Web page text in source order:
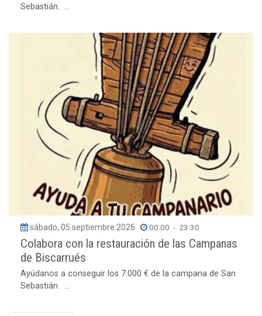
Sebastián. ...
sábado, 05 septiembre 2026 00:00 - 23:30
Colabora con la restauración de las Campanas
de Biscarrués
Ayúdanos a conseguir los 7.000 € de la campana de San
Sebastián. ...